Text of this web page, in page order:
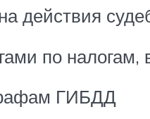
действия
по налогам,
ГИБДД